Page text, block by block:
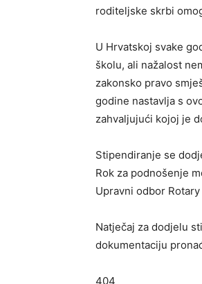
roditeljske skrbi
U Hrvatskoj svake
školu, ali nažalost
zakonsko pravo
godine nastavlja s
zahvaljujući kojoj je
Stipendiranje se
Rok za podnošenje
Upravni odbor
Natječaj za dodjelu
dokumentaciju
404